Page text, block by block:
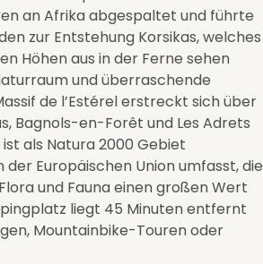
an Afrika abgespaltet und führte
zur Entstehung Korsikas, welches
Höhen aus in der Ferne sehen
und überraschende
de l’Estérel erstreckt sich über
Bagnols-en-Forêt und Les Adrets
als Natura 2000 Gebiet
Europäischen Union umfasst, die
und Fauna einen großen Wert
liegt 45 Minuten entfernt
Mountainbike-Touren oder